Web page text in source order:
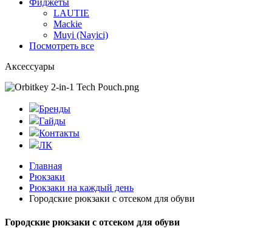
Фиджеты
LAUTIE
Mackie
Muyi (Nayici)
Посмотреть все
Аксессуары
Бренды
Гайды
Контакты
ЛК
Главная
Рюкзаки
Рюкзаки на каждый день
Городские рюкзаки с отсеком для обуви
Городские рюкзаки с отсеком для обуви